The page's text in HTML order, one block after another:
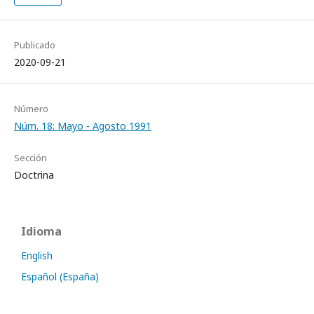
Publicado
2020-09-21
Número
Núm. 18: Mayo - Agosto 1991
Sección
Doctrina
Idioma
English
Español (España)